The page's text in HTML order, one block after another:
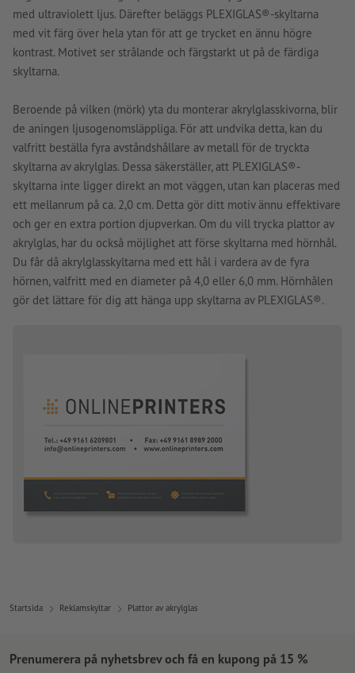
med ultraviolett ljus. Därefter beläggs PLEXIGLAS®-skyltarna
med vit färg över hela ytan för att ge trycket en ännu högre
kontrast. Motivet ser strålande och färgstarkt ut på de färdiga
skyltarna.
Beroende på vilken (mörk) yta du monterar akrylglasskivorna, blir
de aningen ljusogenomsläppliga. För att undvika detta, kan du
valfritt beställa fyra avståndshållare av metall för de tryckta
skyltarna av akrylglas. Dessa säkerställer, att PLEXIGLAS®-
skyltarna inte ligger direkt an mot väggen, utan kan placeras med
ett mellanrum på ca. 2,0 cm. Detta gör ditt motiv ännu effektivare
och ger en extra portion djupverkan. Om du vill trycka plattor av
akrylglas, har du också möjlighet att förse skyltarna med hörnhål.
Du får då akrylglasskyltarna med ett hål i vardera av de fyra
hörnen, valfritt med en diameter på 4,0 eller 6,0 mm. Hörnhålen
gör det lättare för dig att hänga upp skyltarna av PLEXIGLAS®.
Startsida Reklamskyltar Plattor av akrylglas
Prenumerera på nyhetsbrev och få en kupong på 15 %